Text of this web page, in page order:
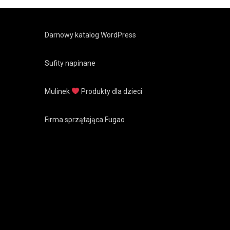
Darnowy katalog WordPress
Sufity napinane
Mulinek Produkty dla dzieci
Firma sprzątająca Fugao